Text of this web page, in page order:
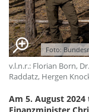
Foto:
v.l.n.r.: Florian Born,
Raddatz, Hergen
Am 5. August